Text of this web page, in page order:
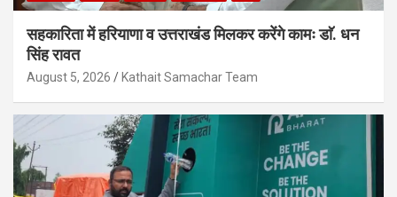
सहकारिता में हरियाणा व उत्तराखंड मिलकर करेंगे कामः डाॅ. धन
सिंह रावत
August 5, 2026 Kathait Samachar Team